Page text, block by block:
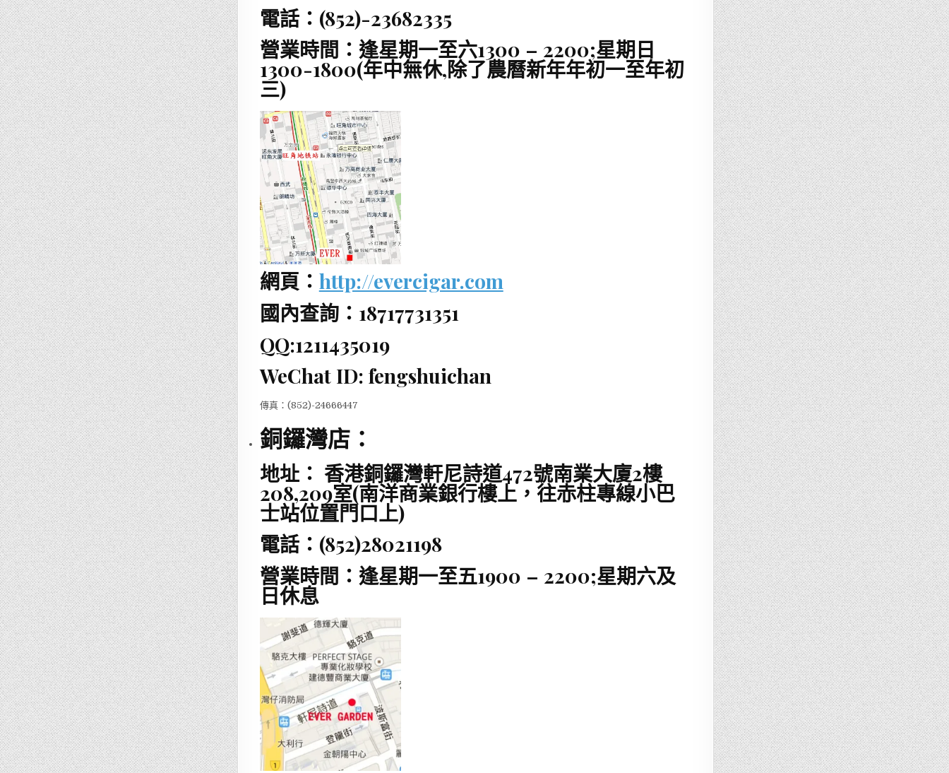
電話：(852)-23682335
營業時間：逢星期一至六1300 – 2200;星期日
1300-1800(年中無休,除了農曆新年年初一至年初
三)
網頁： http://evercigar.com
國內查詢：18717731351
QQ:1211435019
WeChat ID: fengshuichan
傳真：(852)-24666447
銅鑼灣店：
地址： 香港銅鑼灣軒尼詩道472號南業大廈2樓
208,209室(南洋商業銀行樓上，往赤柱專線小巴
士站位置門口上)
電話：(852)28021198
營業時間：逢星期一至五1900 – 2200;星期六及
日休息